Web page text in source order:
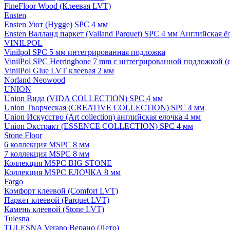
FineFloor Wood (Клеевая LVT)
Ensten
Ensten Уют (Hygge) SPC 4 мм
Ensten Валланд паркет (Valland Parquet) SPC 4 мм Английская
VINILPOL
Vinilpol SPC 5 мм интегрированная подложка
VinilPol SPC Herringbone 7 mm с интегрированной подложкой
VinilPol Glue LVT клеевая 2 мм
Norland Neowood
UNION
Union Вида (VIDA COLLECTION) SPC 4 мм
Union Творческая (CREATIVE COLLECTION) SPC 4 мм
Union Искусство (Art collection) английская елочка 4 мм
Union Экстракт (ESSENCE COLLECTION) SPC 4 мм
Stone Floor
6 коллекция MSPC 8 мм
7 коллекция MSPC 8 мм
Коллекция MSPC BIG STONE
Коллекция MSPC ЕЛОЧКА 8 мм
Fargo
Комфорт клеевой (Comfort LVT)
Паркет клеевой (Parquet LVT)
Камень клеевой (Stone LVT)
Tulesna
TULESNA Verano Верано (Лето)